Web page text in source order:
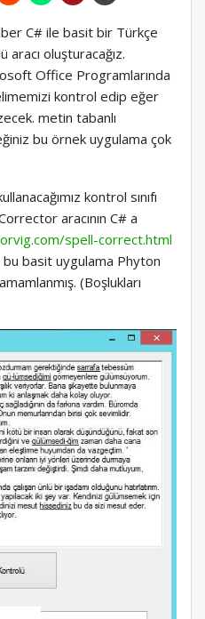
C# ile basit bir Türkçe
aracı oluşturacağız.
Office Programlarında
kontrol edip eğer
metin tabanlı
bu örnek uygulama çok
kontrol sınıfı
aracının C# a
spell-correct.html
basit uygulama Phyton
(Boşlukları